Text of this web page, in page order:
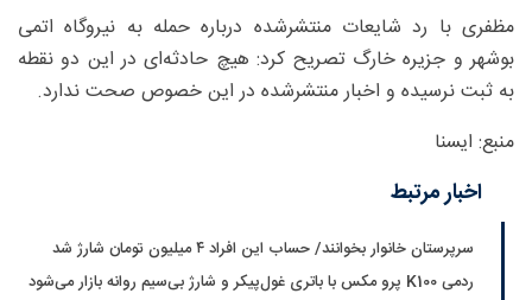
مظفری با رد شایعات منتشرشده درباره حمله به نیروگاه اتمی
بوشهر و جزیره خارگ تصریح کرد: هیچ حادثه‌ای در این دو نقطه
به ثبت نرسیده و اخبار منتشرشده در این خصوص صحت ندارد.
منبع: ایسنا
اخبار مرتبط
سرپرستان خانوار بخوانند/ حساب این افراد ۴ میلیون تومان شارژ شد
ردمی K100 پرو مکس با باتری غول‌پیکر و شارژ بی‌سیم روانه بازار می‌شود